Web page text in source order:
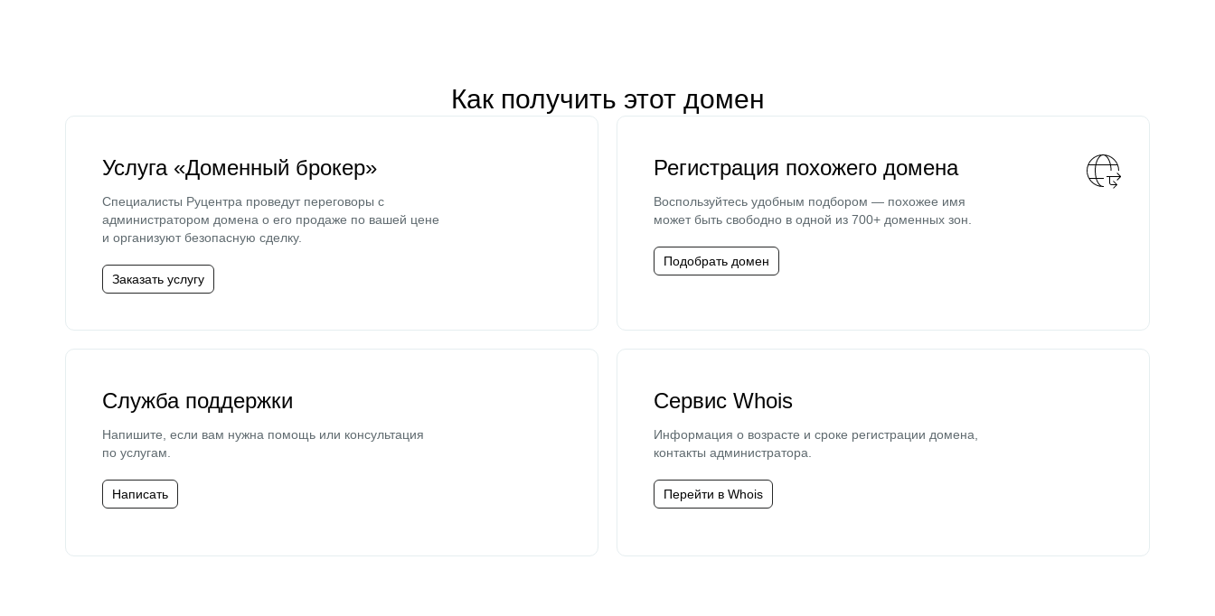
Как получить этот домен
Услуга «Доменный брокер»
Специалисты Руцентра проведут переговоры с
администратором домена о его продаже по вашей цене
и организуют безопасную сделку.
Заказать услугу
Регистрация похожего домена
Воспользуйтесь удобным подбором — похожее имя
может быть свободно в одной из 700+ доменных зон.
Подобрать домен
Служба поддержки
Напишите, если вам нужна помощь или консультация
по услугам.
Написать
Сервис Whois
Информация о возрасте и сроке регистрации домена,
контакты администратора.
Перейти в Whois